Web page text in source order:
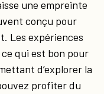
une empreinte
conçu pour
Les expériences
qui est bon pour
d’explorer la
profiter du